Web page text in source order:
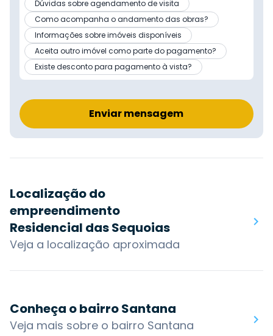
Dúvidas sobre agendamento de visita
Como acompanha o andamento das obras?
Informações sobre imóveis disponíveis
Aceita outro imóvel como parte do pagamento?
Existe desconto para pagamento à vista?
Enviar mensagem
Localização do
empreendimento
Residencial das Sequoias
Veja a localização aproximada
Conheça o bairro Santana
Veja mais sobre o bairro Santana